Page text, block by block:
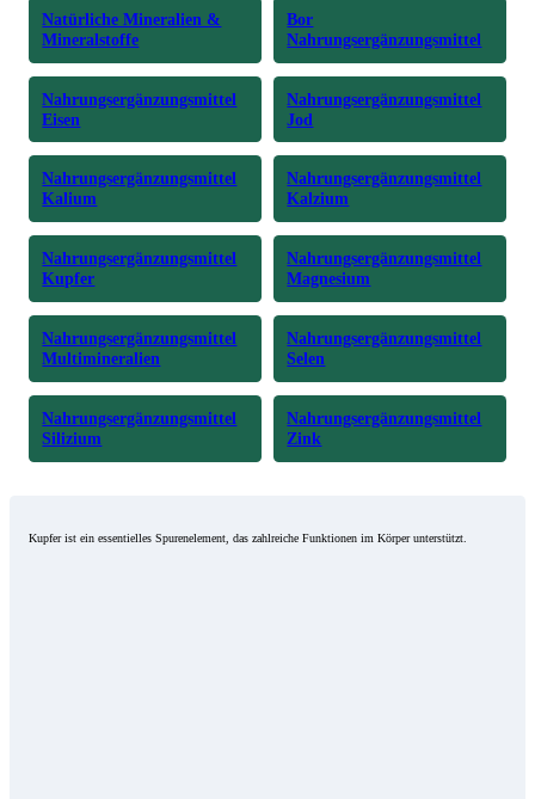
Natürliche Mineralien &
Mineralstoffe
Bor
Nahrungsergänzungsmittel
Nahrungsergänzungsmittel
Eisen
Nahrungsergänzungsmittel
Jod
Nahrungsergänzungsmittel
Kalium
Nahrungsergänzungsmittel
Kalzium
Nahrungsergänzungsmittel
Kupfer
Nahrungsergänzungsmittel
Magnesium
Nahrungsergänzungsmittel
Multimineralien
Nahrungsergänzungsmittel
Selen
Nahrungsergänzungsmittel
Silizium
Nahrungsergänzungsmittel
Zink
Kupfer ist ein essentielles Spurenelement, das zahlreiche Funktionen im Körper unterstützt.